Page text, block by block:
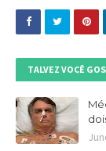
TALVEZ VOCÊ